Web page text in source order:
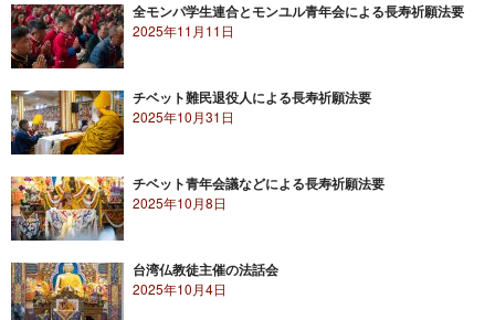
全モンパ学生連合とモンユル青年会による長寿祈願法要
2025年11月11日
チベット難民退役人による長寿祈願法要
2025年10月31日
チベット青年会議などによる長寿祈願法要
2025年10月8日
台湾仏教徒主催の法話会
2025年10月4日